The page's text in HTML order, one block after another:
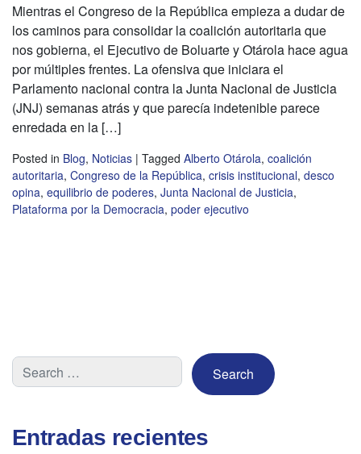
Mientras el Congreso de la República empieza a dudar de
los caminos para consolidar la coalición autoritaria que
nos gobierna, el Ejecutivo de Boluarte y Otárola hace agua
por múltiples frentes. La ofensiva que iniciara el
Parlamento nacional contra la Junta Nacional de Justicia
(JNJ) semanas atrás y que parecía indetenible parece
enredada en la […]
Posted in Blog, Noticias | Tagged Alberto Otárola, coalición
autoritaria, Congreso de la República, crisis institucional, desco
opina, equilibrio de poderes, Junta Nacional de Justicia,
Plataforma por la Democracia, poder ejecutivo
Entradas recientes